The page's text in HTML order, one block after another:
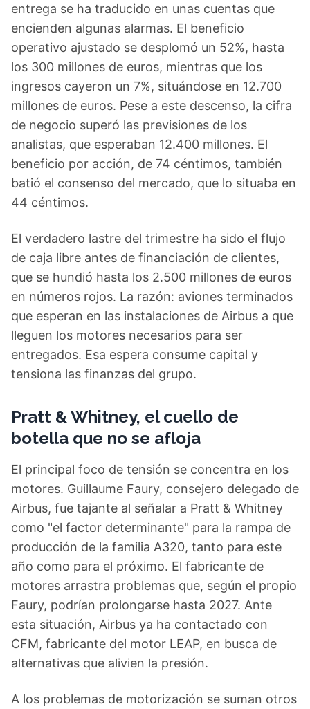
entrega se ha traducido en unas cuentas que
encienden algunas alarmas. El beneficio
operativo ajustado se desplomó un 52%, hasta
los 300 millones de euros, mientras que los
ingresos cayeron un 7%, situándose en 12.700
millones de euros. Pese a este descenso, la cifra
de negocio superó las previsiones de los
analistas, que esperaban 12.400 millones. El
beneficio por acción, de 74 céntimos, también
batió el consenso del mercado, que lo situaba en
44 céntimos.
El verdadero lastre del trimestre ha sido el flujo
de caja libre antes de financiación de clientes,
que se hundió hasta los 2.500 millones de euros
en números rojos. La razón: aviones terminados
que esperan en las instalaciones de Airbus a que
lleguen los motores necesarios para ser
entregados. Esa espera consume capital y
tensiona las finanzas del grupo.
Pratt & Whitney, el cuello de
botella que no se afloja
El principal foco de tensión se concentra en los
motores. Guillaume Faury, consejero delegado de
Airbus, fue tajante al señalar a Pratt & Whitney
como "el factor determinante" para la rampa de
producción de la familia A320, tanto para este
año como para el próximo. El fabricante de
motores arrastra problemas que, según el propio
Faury, podrían prolongarse hasta 2027. Ante
esta situación, Airbus ya ha contactado con
CFM, fabricante del motor LEAP, en busca de
alternativas que alivien la presión.
A los problemas de motorización se suman otros